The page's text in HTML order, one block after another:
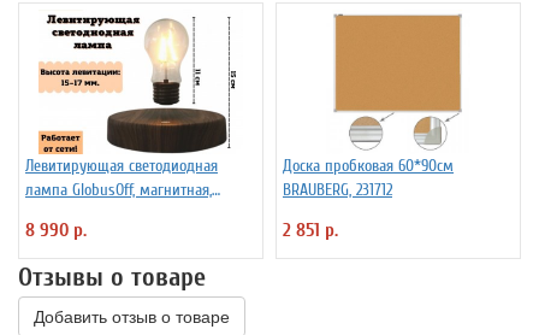
Левитирующая светодиодная
лампа GlobusOff, магнитная,
8 990 р.
Доска пробковая 60*90см
BRAUBERG, 231712
2 851 р.
Отзывы о товаре
Добавить отзыв о товаре